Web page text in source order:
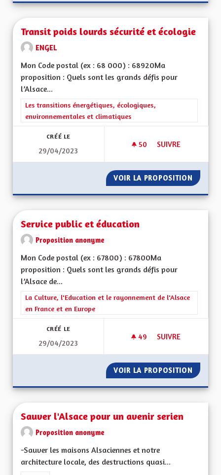
Transit poids lourds sécurité et écologie
ENGEL
Mon Code postal (ex : 68 000) : 68920Ma
proposition : Quels sont les grands défis pour
l’Alsace...
Filtrer les résultats de la catégorie : Les transitions
Les transitions énergétiques, écologiques,
environnementales et climatiques
CRÉÉ LE
29/04/2023
50 50 ABONNÉS
SUIVRE
VOIR LA PROPOSITION
Service public et éducation
Proposition anonyme
Mon Code postal (ex : 67800) : 67800Ma
proposition : Quels sont les grands défis pour
l’Alsace de...
Filtrer les résultats de la catégorie : La Culture, l'Education et
La Culture, l'Education et le rayonnement de l'Alsace
en France et en Europe
CRÉÉ LE
29/04/2023
49 49 ABONNÉS
SUIVRE
VOIR LA PROPOSITION
Sauver l'Alsace pour un avenir serien
Proposition anonyme
-Sauver les maisons Alsaciennes et notre
architecture locale, des destructions quasi...